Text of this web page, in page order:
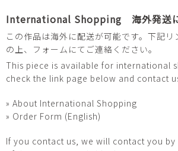
International Shopping 海外発送
この作品は海外に配送が可能です。下記
の上、フォームにてご連絡ください。
This piece is available for international
check the link page below and contact
» About International Shopping
» Order Form (English)
If you contact us, we will contact you